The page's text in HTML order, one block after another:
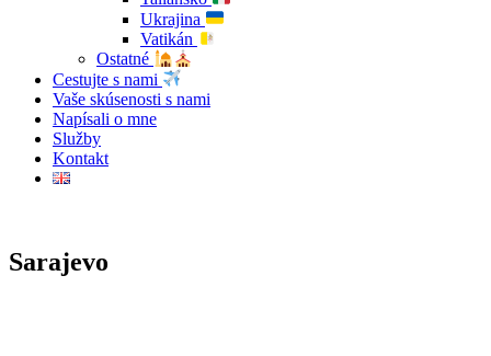
Ukrajina
Vatikán
Ostatné
Cestujte s nami
Vaše skúsenosti s nami
Napísali o mne
Služby
Kontakt
Sarajevo